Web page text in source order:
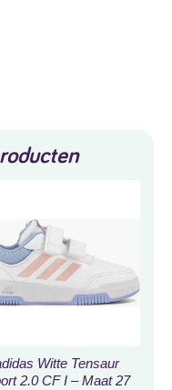
Witte Tensaur
2.0 CF I – Maat 27